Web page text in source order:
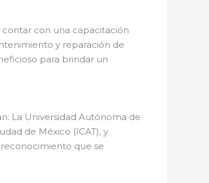
con una capacitación
y reparación de
para brindar un
La Universidad Autónoma de
de México (ICAT), y
que se